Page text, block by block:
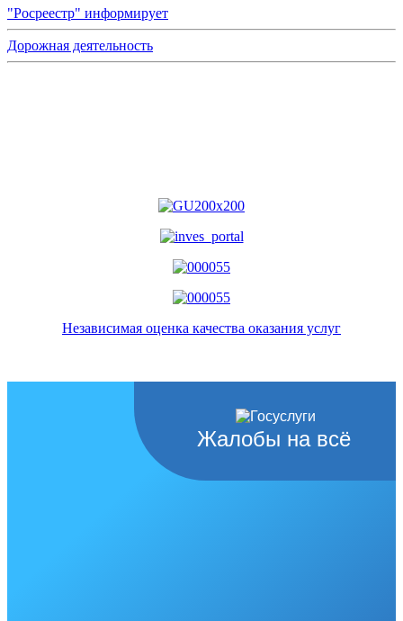
"Росреестр" информирует
Дорожная деятельность
Независимая оценка качества оказания услуг
Жалобы на всё